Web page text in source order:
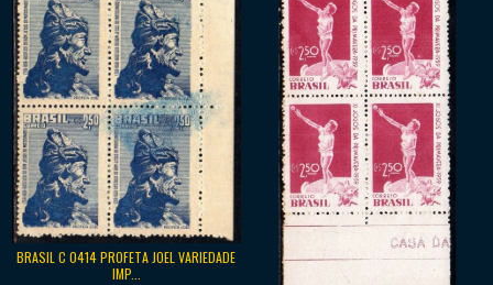
BRASIL C 0414 PROFETA JOEL VARIEDADE
IMP...